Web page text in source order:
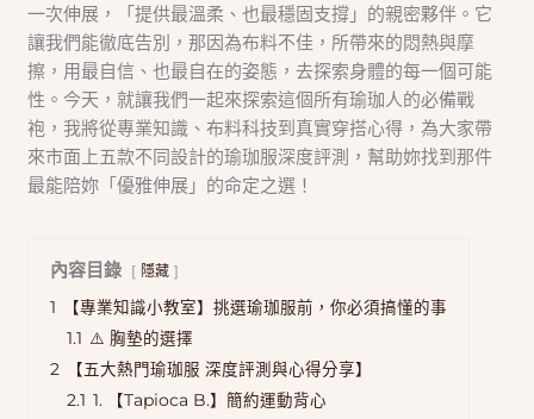
一次伸展，「提供最溫柔、也最穩固支撐」的親密夥伴。它
讓我們能徹底告別，那因為布料不佳，所帶來的悶熱與摩
擦，用最自信、也最自在的姿態，去探索身體的每一個可能
性。今天，就讓我們一起來探索這個所有瑜珈人的必備戰
袍，我將從專業知識、布料科技到真實穿搭心得，為大家帶
來市面上五款不同設計的瑜珈服深度評測，幫助妳找到那件
最能陪妳「優雅伸展」的命定之選！
內容目錄 隱藏
1
【專業知識小教室】挑選瑜珈服前，你必須搞懂的事
1.1 ⚠️ 胸墊的選擇
2
【五大熱門瑜珈服 深度評測與心得分享】
2.1 1. 【Tapioca B.】簡約運動背心